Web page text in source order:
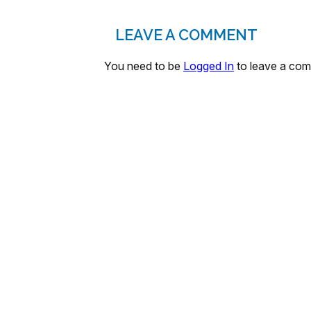
LEAVE A COMMENT
You need to be Logged In to leave a